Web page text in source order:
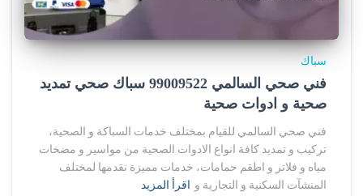
سباك
فني صحي السالمي 99009522 سباك صحي تمديد
صحية و ادوات صحية
فني صحي السالمي للقيام بمختلف خدمات السباكة و الصحية،
تركيب و تمديد كافة انواع الادوات الصحية من مواسير و مضخات
مياه و فلاتر و اطقم حمامات، خدمات مميزة نقدمها لمختلف
المنشآت السكنية و التجارية و اقرأ المزيد